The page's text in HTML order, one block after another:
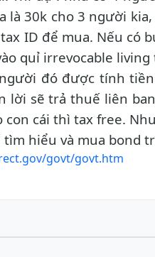
là 30k cho 3 người
ID để mua. Nếu có
quỉ irrevocable
đó được tính
lời sẽ trả thuế liên
con cái thì tax free.
tìm hiểu và mua bond
govt/govt.htm